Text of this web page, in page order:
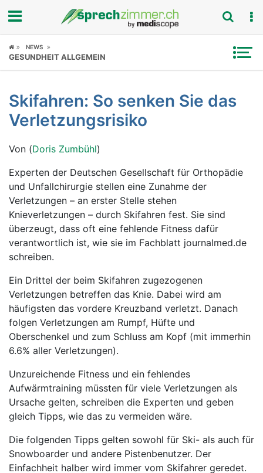
Fokus
Symptome
Untersuchungen
Ratgeber
Rubriken
NEWS
GESUNDHEIT ALLGEMEIN
Skifahren: So senken Sie das
Verletzungsrisiko
Von (Doris Zumbühl)
Experten der Deutschen Gesellschaft für Orthopädie
und Unfallchirurgie stellen eine Zunahme der
Verletzungen – an erster Stelle stehen
Knieverletzungen – durch Skifahren fest. Sie sind
überzeugt, dass oft eine fehlende Fitness dafür
verantwortlich ist, wie sie im Fachblatt journalmed.de
schreiben.
Ein Drittel der beim Skifahren zugezogenen
Verletzungen betreffen das Knie. Dabei wird am
häufigsten das vordere Kreuzband verletzt. Danach
folgen Verletzungen am Rumpf, Hüfte und
Oberschenkel und zum Schluss am Kopf (mit immerhin
6.6% aller Verletzungen).
Unzureichende Fitness und ein fehlendes
Aufwärmtraining müssten für viele Verletzungen als
Ursache gelten, schreiben die Experten und geben
gleich Tipps, wie das zu vermeiden wäre.
Die folgenden Tipps gelten sowohl für Ski- als auch für
Snowboarder und andere Pistenbenutzer. Der
Einfachheit halber wird immer vom Skifahrer geredet.